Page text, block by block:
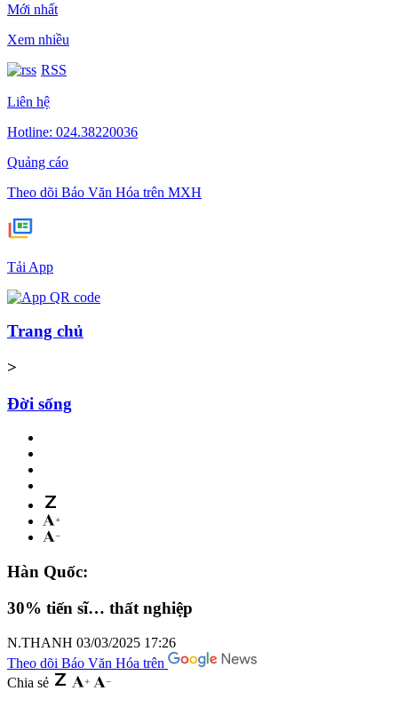
Mới nhất
Xem nhiều
RSS
Liên hệ
Hotline: 024.38220036
Quảng cáo
Theo dõi Báo Văn Hóa trên MXH
Tải App
Trang chủ
>
Đời sống
Hàn Quốc:
30% tiến sĩ… thất nghiệp
N.THANH 03/03/2025 17:26
Theo dõi Báo Văn Hóa trên
Chia sẻ